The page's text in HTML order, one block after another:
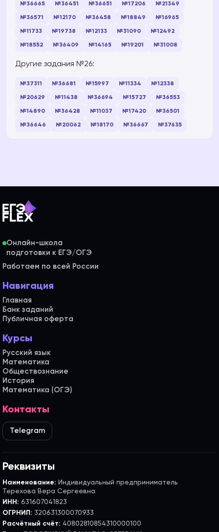
№36665 №36451 №36651 №17206 №21349
№36571 №12170 №36458 №18849 №16965
№11733 №19738 №12133 №31090 №12492
№18552 №36409 №14165 №19201 №31008
Другие задания №26:
№37311 №36681 №15997 №11334 №12338
№20629 №11438 №36694 №15727 №36553
№14890 №36428 №11037 №17420 №36501
№36646 №20062 №18170 №36667 №37635
Онлайн-школа
Работаем по всей России
Навигация
Главная
Банк заданий
Публичная оферта
Курсы
Русский язык
Математика
Обществознание
История
Математика (ОГЭ)
Контакты
Telegram
Реквизиты
Наименование: Индивидуальный предприниматель
Терехова Вера Сергеевна
ИНН: 631607041823
ОГРНИП: 320631300070933
Расчётный счёт: 40802810854310000100